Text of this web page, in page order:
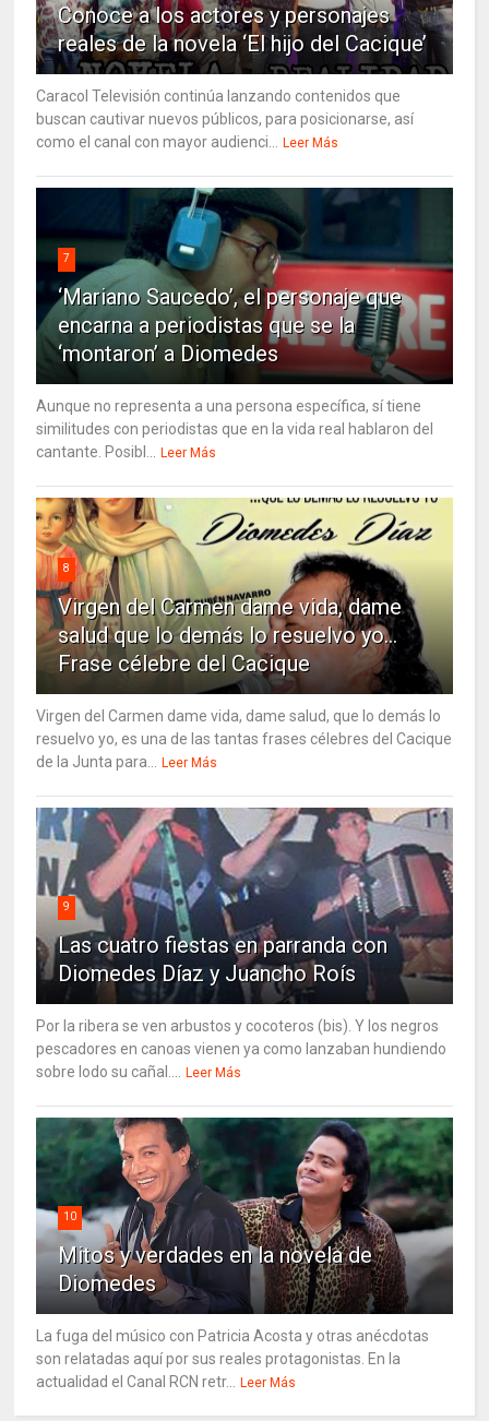
Conoce a los actores y personajes
reales de la novela ‘El hijo del Cacique’
Caracol Televisión continúa lanzando contenidos que
buscan cautivar nuevos públicos, para posicionarse, así
como el canal con mayor audienci...
Leer Más
7
‘Mariano Saucedo’, el personaje que
encarna a periodistas que se la
‘montaron’ a Diomedes
Aunque no representa a una persona específica, sí tiene
similitudes con periodistas que en la vida real hablaron del
cantante. Posibl...
Leer Más
8
Virgen del Carmen dame vida, dame
salud que lo demás lo resuelvo yo…
Frase célebre del Cacique
Virgen del Carmen dame vida, dame salud, que lo demás lo
resuelvo yo, es una de las tantas frases célebres del Cacique
de la Junta para...
Leer Más
9
Las cuatro fiestas en parranda con
Diomedes Díaz y Juancho Roís
Por la ribera se ven arbustos y cocoteros (bis). Y los negros
pescadores en canoas vienen ya como lanzaban hundiendo
sobre lodo su cañal....
Leer Más
10
Mitos y verdades en la novela de
Diomedes
La fuga del músico con Patricia Acosta y otras anécdotas
son relatadas aquí por sus reales protagonistas. En la
actualidad el Canal RCN retr...
Leer Más